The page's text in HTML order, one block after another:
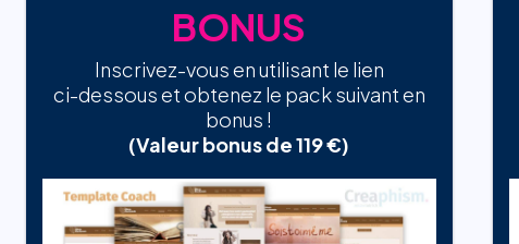
BONUS
Inscrivez-vous en utilisant le lien
ci-dessous et obtenez le pack suivant en
bonus !
(Valeur bonus de 119 €)